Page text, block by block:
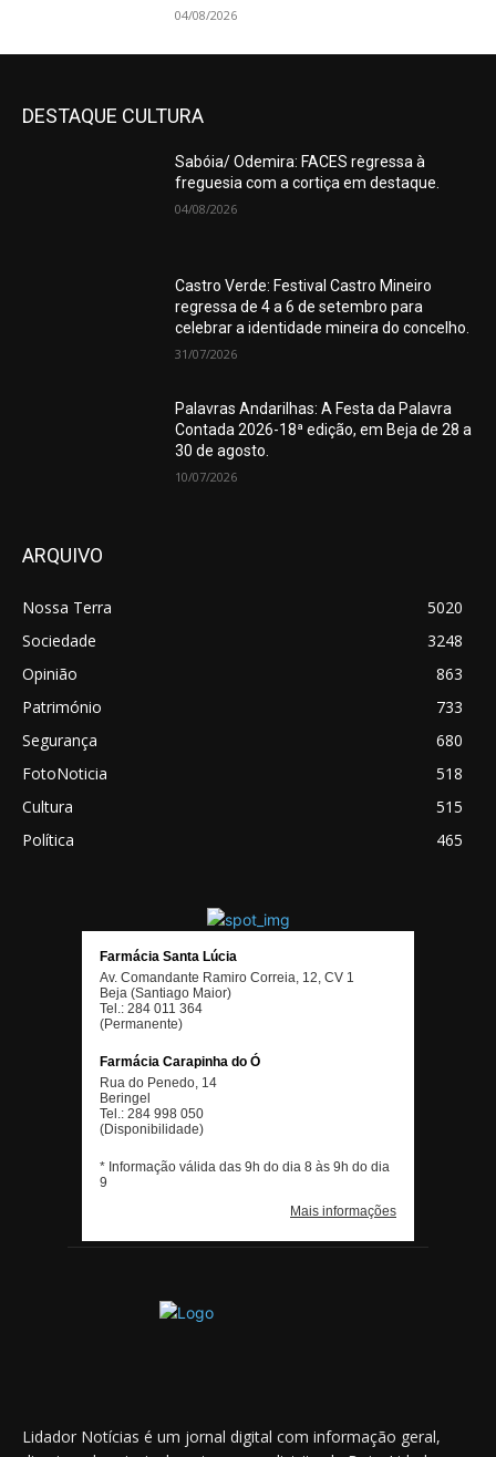
04/08/2026
DESTAQUE CULTURA
Sabóia/ Odemira: FACES regressa à
freguesia com a cortiça em destaque.
04/08/2026
Castro Verde: Festival Castro Mineiro
regressa de 4 a 6 de setembro para
celebrar a identidade mineira do concelho.
31/07/2026
Palavras Andarilhas: A Festa da Palavra
Contada 2026-18ª edição, em Beja de 28 a
30 de agosto.
10/07/2026
ARQUIVO
Nossa Terra
5020
Sociedade
3248
Opinião
863
Património
733
Segurança
680
FotoNoticia
518
Cultura
515
Política
465
Lidador Notícias é um jornal digital com informação geral,